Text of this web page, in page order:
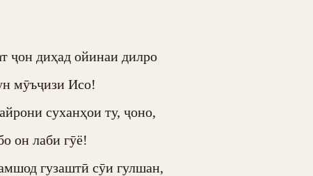
ҷон диҳад ойинаи дилро
мӯъҷизи Исо!
суханҳои ту, ҷоно,
он лаби гӯё!
гузаштӣ сӯи гулшан,